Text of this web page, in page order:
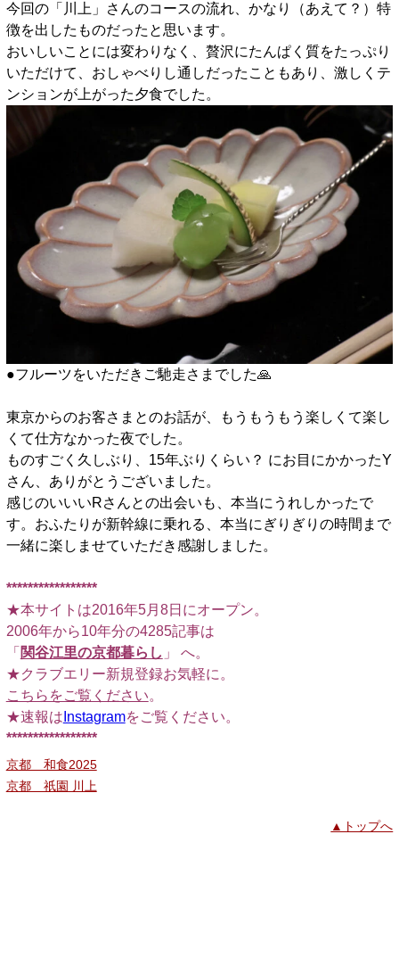
今回の「川上」さんのコースの流れ、かなり（あえて？）特
徴を出したものだったと思います。
おいしいことには変わりなく、贅沢にたんぱく質をたっぷり
いただけて、おしゃべりし通しだったこともあり、激しくテ
ンションが上がった夕食でした。
●フルーツをいただきご馳走さまでした🙏
東京からのお客さまとのお話が、もうもうもう楽しくて楽し
くて仕方なかった夜でした。
ものすごく久しぶり、15年ぶりくらい？ にお目にかかったY
さん、ありがとうございました。
感じのいいいRさんとの出会いも、本当にうれしかったで
す。おふたりが新幹線に乗れる、本当にぎりぎりの時間まで
一緒に楽しませていただき感謝しました。
*****************
★本サイトは2016年5月8日にオープン。
2006年から10年分の4285記事は
「 関谷江里の京都暮らし 」 へ。
★クラブエリー新規登録お気軽に。
こちらをご覧ください。
★速報は Instagramをご覧ください。
*****************
京都 和食2025
京都 祇園 川上
▲トップへ